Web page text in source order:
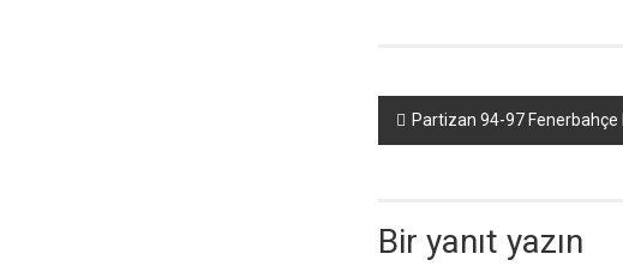
Yazı
dolaşımı
Partizan 94-97 Fenerbahçe
Bir yanıt yazın